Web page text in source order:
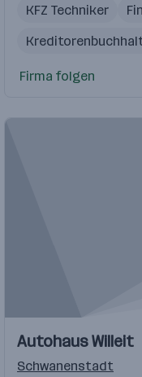
KFZ Techniker
Serviceassistent
Firma folgen
Autohaus Willeit
Schwanenstadt